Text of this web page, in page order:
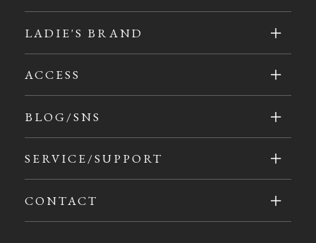
LADIE'S BRAND
ACCESS
BLOG/SNS
SERVICE/SUPPORT
CONTACT